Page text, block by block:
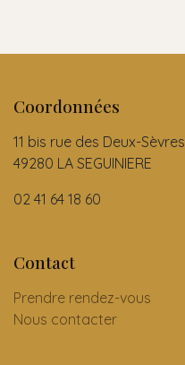
Coordonnées
11 bis rue des Deux-Sèvres
49280 LA SEGUINIERE
02 41 64 18 60
Contact
Prendre rendez-vous
Nous contacter